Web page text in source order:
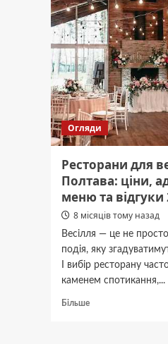
їхати,
які
дороги,
всі
способи
поїздки
Огляди
Ресторани для
Полтава: ціни,
меню та відгуки
8 місяців тому назад
Весілля — це не
подія, яку
І вибір ресторану
каменем спотикання,...
БільшеДокладніше